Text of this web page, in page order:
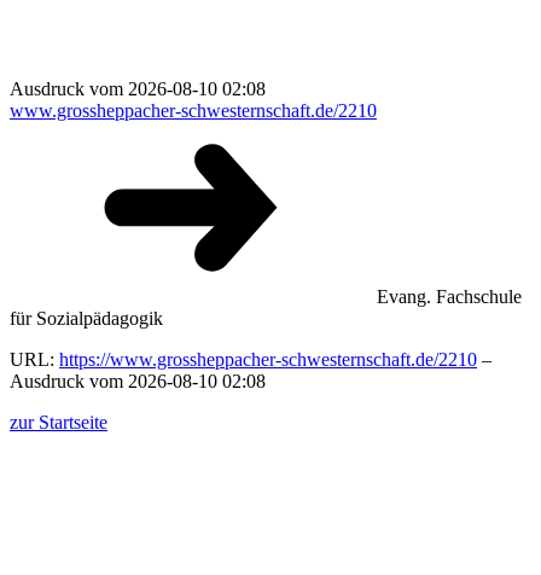
Ausdruck vom 2026-08-10 02:08
www.grossheppacher-schwesternschaft.de/2210
Evang. Fachschule
für Sozialpädagogik
URL: https://www.grossheppacher-schwesternschaft.de/2210 –
Ausdruck vom 2026-08-10 02:08
zur Startseite